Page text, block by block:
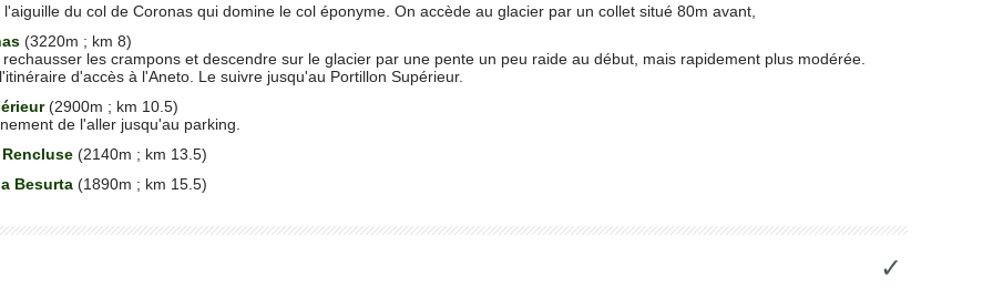
du col de Coronas qui domine le col éponyme. On accède au glacier par un collet situé 80m avant,
(3220m ; km 8)
les crampons et descendre sur le glacier par une pente un peu raide au début, mais rapidement plus modérée.
d'accès à l'Aneto. Le suivre jusqu'au Portillon Supérieur.
(2900m ; km 10.5)
de l'aller jusqu'au parking.
(2140m ; km 13.5)
Besurta (1890m ; km 15.5)
✓